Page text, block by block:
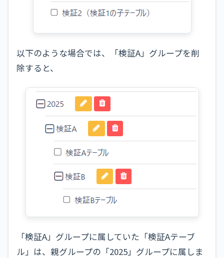
以下のような場合では、「検証A」グループを削
除すると、
「検証A」グループに属していた「検証Aテーブ
ル」は、親グループの「2025」グループに属しま